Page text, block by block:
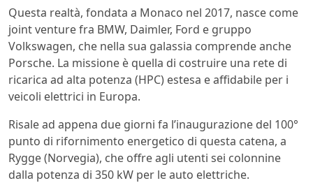
Questa realtà, fondata a Monaco nel 2017, nasce come
joint venture fra BMW, Daimler, Ford e gruppo
Volkswagen, che nella sua galassia comprende anche
Porsche. La missione è quella di costruire una rete di
ricarica ad alta potenza (HPC) estesa e affidabile per i
veicoli elettrici in Europa.
Risale ad appena due giorni fa l’inaugurazione del 100°
punto di rifornimento energetico di questa catena, a
Rygge (Norvegia), che offre agli utenti sei colonnine
dalla potenza di 350 kW per le auto elettriche.